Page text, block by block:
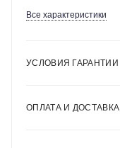
Все характеристики
УСЛОВИЯ ГАРАНТИИ
ОПЛАТА И ДОСТАВКА